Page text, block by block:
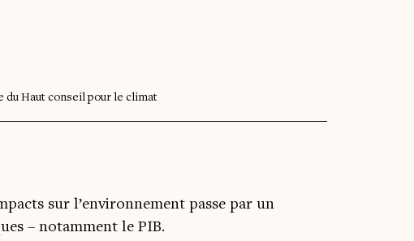
du Haut conseil pour le climat
sur l’environnement passe par un
– notamment le PIB.